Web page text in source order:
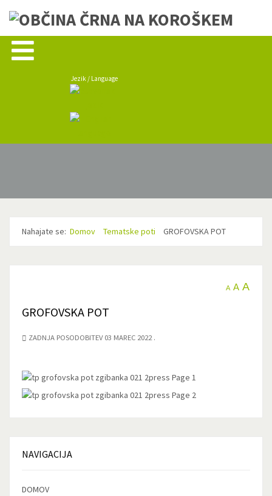
Jezik / Language
Nahajate se: Domov Tematske poti GROFOVSKA POT
A A A
GROFOVSKA POT
ZADNJA POSODOBITEV 03 MAREC 2022
NAVIGACIJA
DOMOV